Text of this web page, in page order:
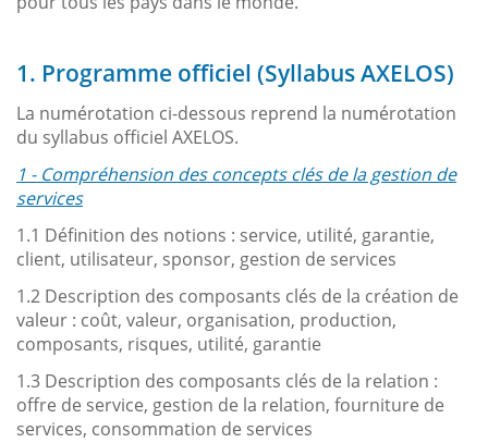
1. Programme officiel (Syllabus AXELOS)
La numérotation ci-dessous reprend la numérotation
du syllabus officiel AXELOS.
1 - Compréhension des concepts clés de la gestion de
services
1.1 Définition des notions : service, utilité, garantie,
client, utilisateur, sponsor, gestion de services
1.2 Description des composants clés de la création de
valeur : coût, valeur, organisation, production,
composants, risques, utilité, garantie
1.3 Description des composants clés de la relation :
offre de service, gestion de la relation, fourniture de
services, consommation de services